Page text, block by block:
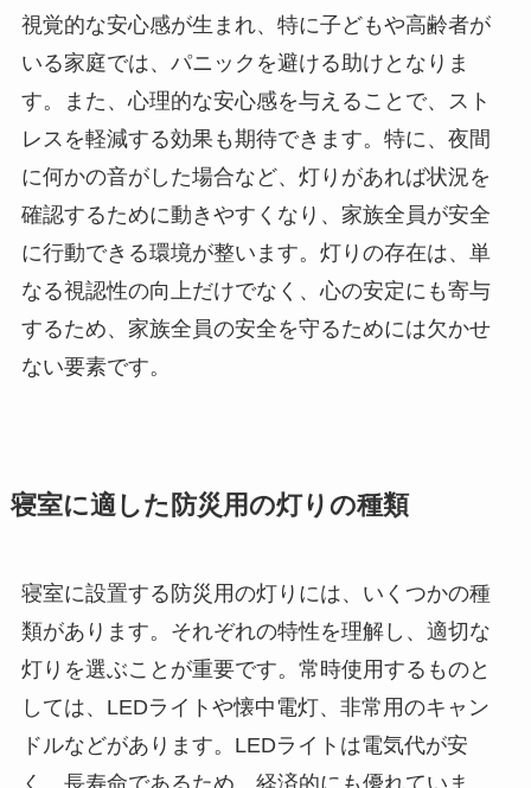
視覚的な安心感が生まれ、特に子どもや高齢者が
いる家庭では、パニックを避ける助けとなりま
す。また、心理的な安心感を与えることで、スト
レスを軽減する効果も期待できます。特に、夜間
に何かの音がした場合など、灯りがあれば状況を
確認するために動きやすくなり、家族全員が安全
に行動できる環境が整います。灯りの存在は、単
なる視認性の向上だけでなく、心の安定にも寄与
するため、家族全員の安全を守るためには欠かせ
ない要素です。
寝室に適した防災用の灯りの種類
寝室に設置する防災用の灯りには、いくつかの種
類があります。それぞれの特性を理解し、適切な
灯りを選ぶことが重要です。常時使用するものと
しては、LEDライトや懐中電灯、非常用のキャン
ドルなどがあります。LEDライトは電気代が安
く、長寿命であるため、経済的にも優れていま